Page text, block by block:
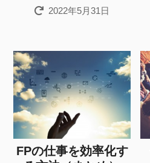
2022年5月31日
FPの仕事を効率化す